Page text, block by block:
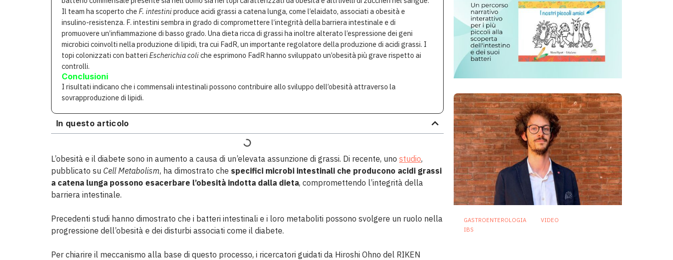
Il team ha scoperto che F. intestiniproduce acidi grassi a catena lunga, come l’elaidato, associati a obesità e
insulino-resistenza. F. intestini sembra in grado di compromettere l’integrità della barriera intestinale e di
promuovere un’infiammazione di basso grado. Una dieta ricca di grassi ha inoltre alterato l’espressione dei geni
microbici coinvolti nella produzione di lipidi, tra cui FadR, un importante regolatore della produzione di acidi grassi. I
topi colonizzati con batteri Escherichia coliche esprimono FadR hanno sviluppato un’obesità più grave rispetto ai
controlli.
Conclusioni
I risultati indicano che i commensali intestinali possono contribuire allo sviluppo dell’obesità attraverso la
sovrapproduzione di lipidi.
In questo articolo
L’obesità e il diabete sono in aumento a causa di un’elevata assunzione di grassi. Di recente, uno studio,
pubblicato su Cell Metabolism, ha dimostrato che specifici microbi intestinali che producono acidi grassi
a catena lunga possono esacerbare l’obesità indotta dalla dieta, compromettendo l’integrità della
barriera intestinale.
Precedenti studi hanno dimostrato che i batteri intestinali e i loro metaboliti possono svolgere un ruolo nella
progressione dell’obesità e dei disturbi associati come il diabete.
Per chiarire il meccanismo alla base di questo processo, i ricercatori guidati da Hiroshi Ohno del RIKEN
GASTROENTEROLOGIA
VIDEO
IBS